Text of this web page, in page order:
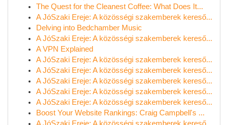
The Quest for the Cleanest Coffee: What Does It...
A JóSzaki Ereje: A közösségi szakemberek kereső...
Delving into Bedchamber Music
A JóSzaki Ereje: A közösségi szakemberek kereső...
A VPN Explained
A JóSzaki Ereje: A közösségi szakemberek kereső...
A JóSzaki Ereje: A közösségi szakemberek kereső...
A JóSzaki Ereje: A közösségi szakemberek kereső...
A JóSzaki Ereje: A közösségi szakemberek kereső...
A JóSzaki Ereje: A közösségi szakemberek kereső...
Boost Your Website Rankings: Craig Campbell's ...